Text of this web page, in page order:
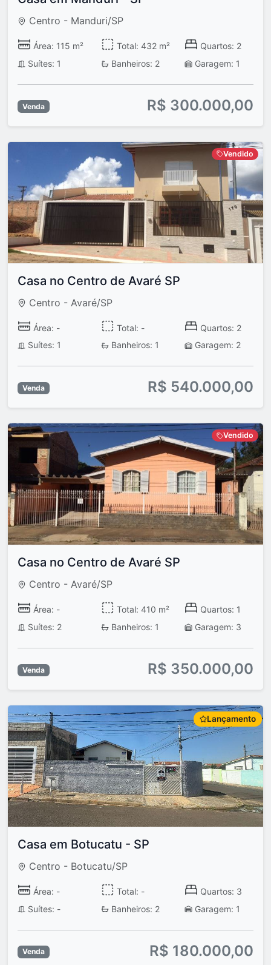
Centro - Manduri/SP
Área: 115 m² Total: 432 m²
Quartos: 2
Suítes: 1
Banheiros: 2 Garagem: 1
Venda R$ 300.000,00
Vendido
Casa no Centro de Avaré SP
Centro - Avaré/SP
Área: - Total: -
Quartos: 2
Suítes: 1
Banheiros: 1 Garagem: 2
Venda R$ 540.000,00
Vendido
Casa no Centro de Avaré SP
Centro - Avaré/SP
Área: - Total: 410 m²
Quartos: 1
Suítes: 2
Banheiros: 1 Garagem: 3
Venda R$ 350.000,00
Lançamento
Casa em Botucatu - SP
Centro - Botucatu/SP
Área: - Total: -
Quartos: 3
Suítes: -
Banheiros: 2 Garagem: 1
Venda R$ 180.000,00